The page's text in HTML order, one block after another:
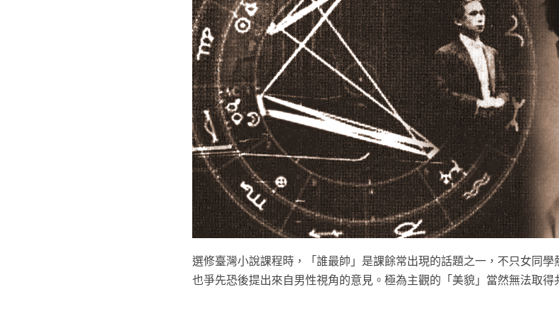
選修臺灣小說課程時，「誰最帥」是課餘常出現的話題之一，不只女同
也爭先恐後提出來自男性視角的意見。極為主觀的「美貌」當然無法取